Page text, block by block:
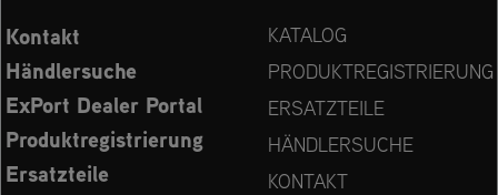
Kontakt
Händlersuche
ExPort Dealer Portal
Produktregistrierung
Ersatzteile
KATALOG
PRODUKTREGISTRIERUNG
ERSATZTEILE
HÄNDLERSUCHE
KONTAKT